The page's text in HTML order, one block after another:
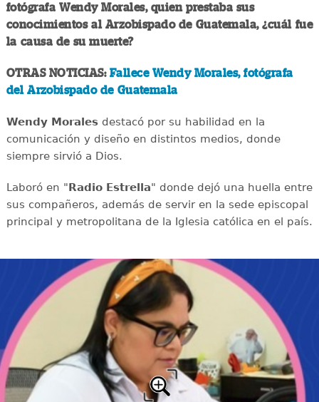
fotógrafa Wendy Morales, quien prestaba sus
conocimientos al Arzobispado de Guatemala, ¿cuál fue
la causa de su muerte?
OTRAS NOTICIAS: Fallece Wendy Morales, fotógrafa
del Arzobispado de Guatemala
Wendy Moralesdestacó por su habilidad en la
comunicación y diseño en distintos medios, donde
siempre sirvió a Dios.
Laboró en "Radio Estrella" donde dejó una huella entre
sus compañeros, además de servir en la sede episcopal
principal y metropolitana de la Iglesia católica en el país.